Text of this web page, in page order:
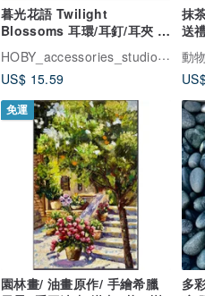
暮光花語 Twilight
Blossoms 耳環/耳釘/耳夾 原
創 手作 送禮水晶
HOBY_accessories_studio 荷比手作飾品
US$ 15.59
抹
送
送
動
免運
園林畫/ 油畫原作/ 手繪希臘
多